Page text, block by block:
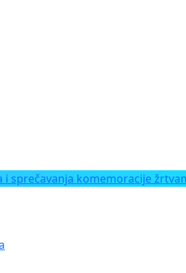
sprečavanja komemoracije